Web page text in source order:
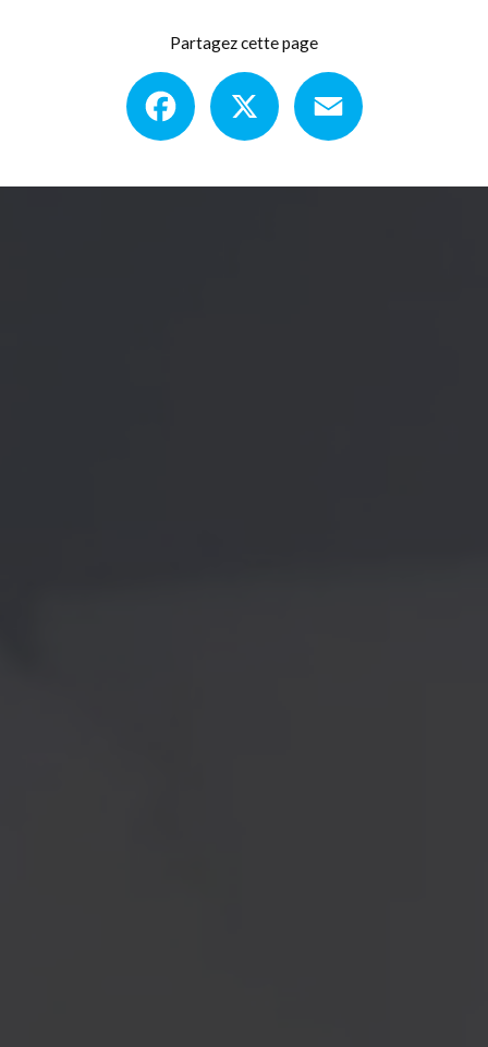
Partagez cette page
Facebook